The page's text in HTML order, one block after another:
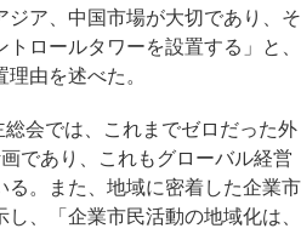
ジア、中国市場が大切であり、そ
ロールタワーを設置する」と、
由を述べた。
会では、これまでゼロだった外
であり、これもグローバル経営
る。また、地域に密着した企業市
、「企業市民活動の地域化は、